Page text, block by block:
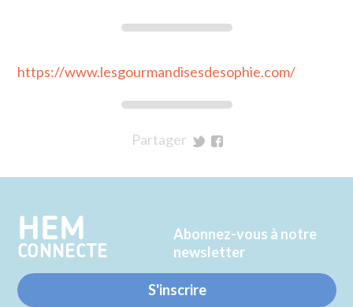
https://www.lesgourmandisesdesophie.com/
Partager
Twitter
Facebook
HEM
CONNECTE
Abonnez-vous à notre
newsletter
S'inscrire